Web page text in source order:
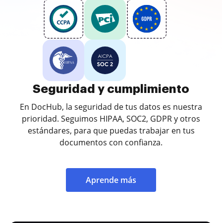
Seguridad y cumplimiento
En DocHub, la seguridad de tus datos es nuestra
prioridad. Seguimos HIPAA, SOC2, GDPR y otros
estándares, para que puedas trabajar en tus
documentos con confianza.
Aprende más